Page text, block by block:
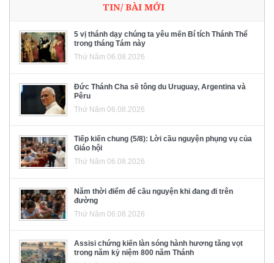
TIN/ BÀI MỚI
5 vị thánh dạy chúng ta yêu mến Bí tích Thánh Thể
trong tháng Tám này
Thứ Năm 06.08.2026
Đức Thánh Cha sẽ tông du Uruguay, Argentina và
Pêru
Thứ Năm 06.08.2026
Tiếp kiến chung (5/8): Lời cầu nguyện phụng vụ của
Giáo hội
Thứ Năm 06.08.2026
Năm thời điểm để cầu nguyện khi đang đi trên
đường
Thứ Năm 06.08.2026
Assisi chứng kiến làn sóng hành hương tăng vọt
trong năm kỷ niệm 800 năm Thánh